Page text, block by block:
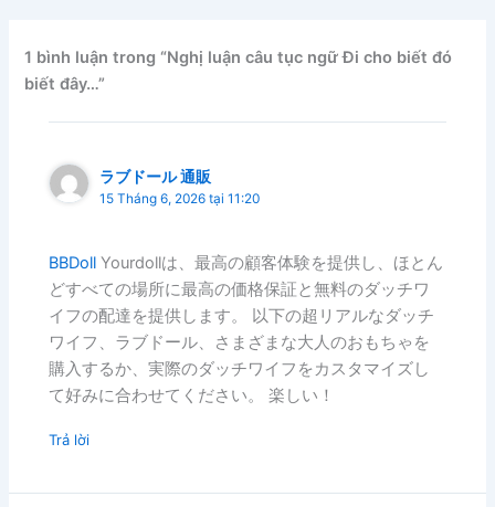
1 bình luận trong “Nghị luận câu tục ngữ Đi cho biết đó
biết đây…”
ラブドール 通販
15 Tháng 6, 2026 tại 11:20
BBDoll Yourdollは、最高の顧客体験を提供し、ほとん
どすべての場所に最高の価格保証と無料のダッチワ
イフの配達を提供します。 以下の超リアルなダッチ
ワイフ、ラブドール、さまざまな大人のおもちゃを
購入するか、実際のダッチワイフをカスタマイズし
て好みに合わせてください。 楽しい！
Trả lời